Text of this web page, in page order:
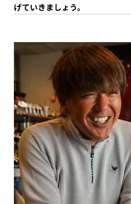
げていきましょう。